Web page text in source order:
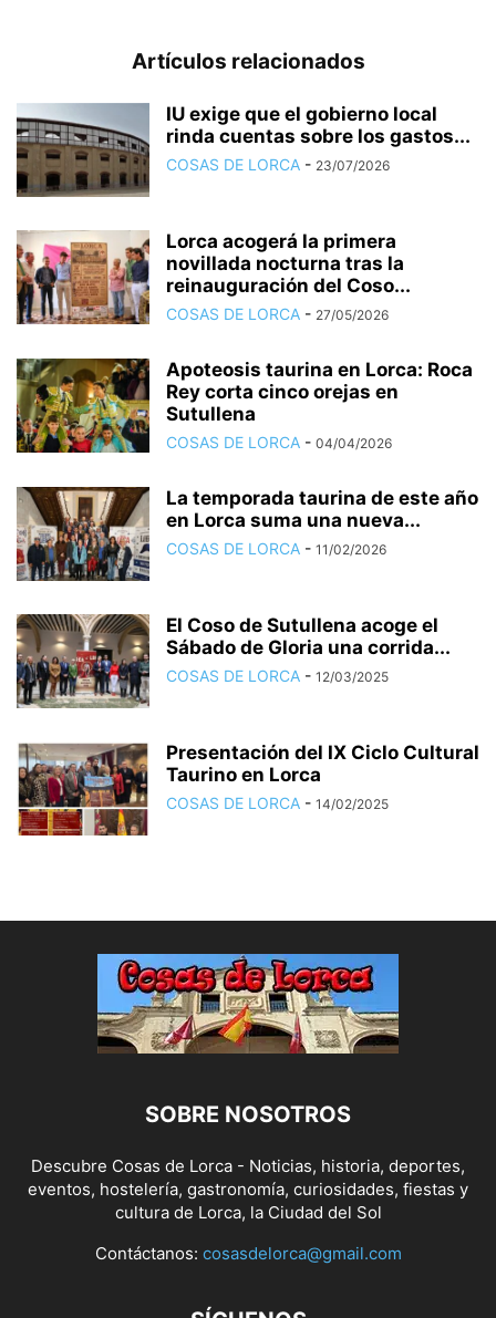
Artículos relacionados
IU exige que el gobierno local
rinda cuentas sobre los gastos...
COSAS DE LORCA - 23/07/2026
Lorca acogerá la primera
novillada nocturna tras la
reinauguración del Coso...
COSAS DE LORCA - 27/05/2026
Apoteosis taurina en Lorca: Roca
Rey corta cinco orejas en
Sutullena
COSAS DE LORCA - 04/04/2026
La temporada taurina de este año
en Lorca suma una nueva...
COSAS DE LORCA - 11/02/2026
El Coso de Sutullena acoge el
Sábado de Gloria una corrida...
COSAS DE LORCA - 12/03/2025
Presentación del IX Ciclo Cultural
Taurino en Lorca
COSAS DE LORCA - 14/02/2025
SOBRE NOSOTROS
Descubre Cosas de Lorca - Noticias, historia, deportes,
eventos, hostelería, gastronomía, curiosidades, fiestas y
cultura de Lorca, la Ciudad del Sol
Contáctanos: cosasdelorca@gmail.com